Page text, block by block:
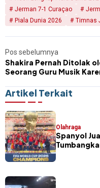
Jerman 7-1 Curaçao
Piala Dunia 2026
Timnas
Pos sebelumnya
Shakira Pernah Ditolak
Seorang Guru Musik
Kambing
Artikel Terkait
Olahraga
Spanyol